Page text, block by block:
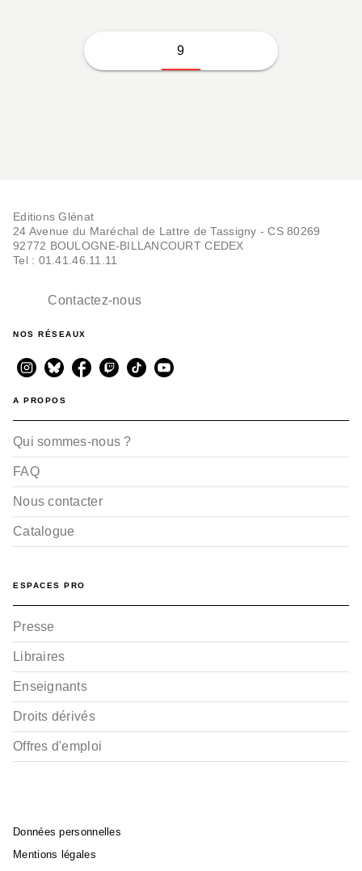
9
Editions Glénat
24 Avenue du Maréchal de Lattre de Tassigny - CS 80269
92772 BOULOGNE-BILLANCOURT CEDEX
Tel : 01.41.46.11.11
Contactez-nous
NOS RÉSEAUX
A PROPOS
Qui sommes-nous ?
FAQ
Nous contacter
Catalogue
ESPACES PRO
Presse
Libraires
Enseignants
Droits dérivés
Offres d'emploi
Données personnelles
Mentions légales